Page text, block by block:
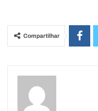
Compartilhar